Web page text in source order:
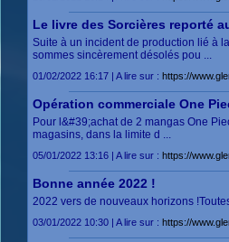
Le livre des Sorcières reporté
Suite à un incident de production lié à
sommes sincèrement désolés pou ...
01/02/2022 16:17 | A lire sur : https://
Opération commerciale One
Pour l&#39;achat de 2 mangas One
magasins, dans la limite d ...
05/01/2022 13:16 | A lire sur : https://
Bonne année 2022 !
2022 vers de nouveaux horizons
03/01/2022 10:30 | A lire sur : https://